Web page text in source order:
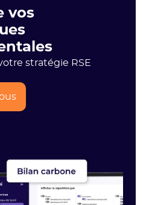
vos
stratégie RSE